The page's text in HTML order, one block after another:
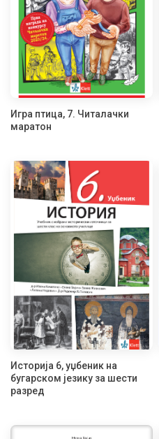
Игра птица, 7. Читалачки
маратон
Историја 6, уџбеник на
бугарском језику за шести
разред